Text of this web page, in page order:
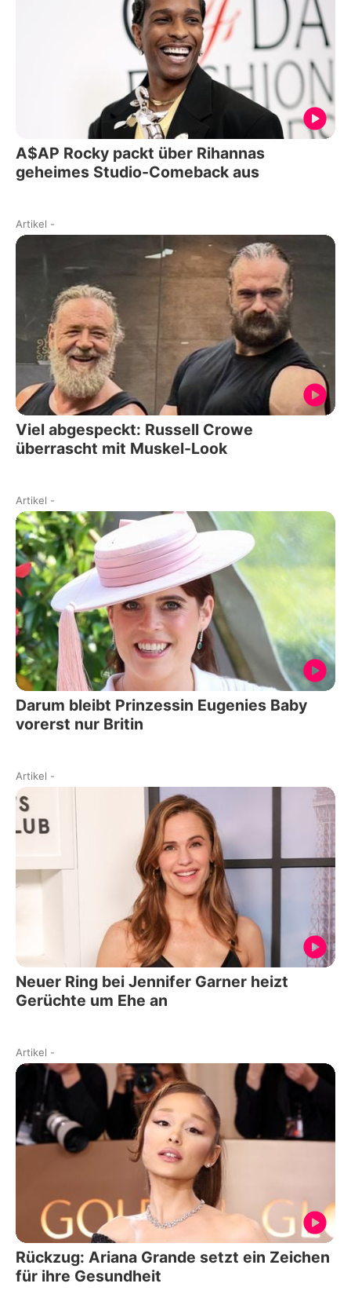
A$AP Rocky packt über Rihannas
geheimes Studio-Comeback aus
Artikel -
Viel abgespeckt: Russell Crowe
überrascht mit Muskel-Look
Artikel -
Darum bleibt Prinzessin Eugenies Baby
vorerst nur Britin
Artikel -
Neuer Ring bei Jennifer Garner heizt
Gerüchte um Ehe an
Artikel -
Rückzug: Ariana Grande setzt ein Zeichen
für ihre Gesundheit